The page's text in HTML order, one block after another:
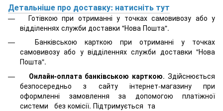
Детальніше про доставку: натисніть тут
Готівкою при отриманні у точках самовивозу або у
відділеннях служби доставки "Нова Пошта".
Банківською карткою при отриманні у точках
самовивозу або у відділеннях служби доставки "Нова
Пошта".
Онлайн-оплата банківською карткою. Здійснюється
безпосередньо з сайту інтернет-магазину при
оформленні замовлення за допомогою платіжної
системи
без комісії. Підтримується та